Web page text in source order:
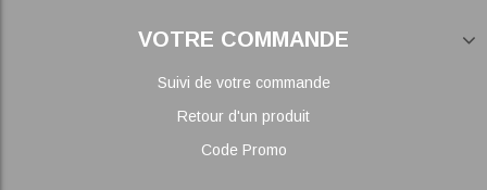
VOTRE COMMANDE
Suivi de votre commande
Retour d'un produit
Code Promo